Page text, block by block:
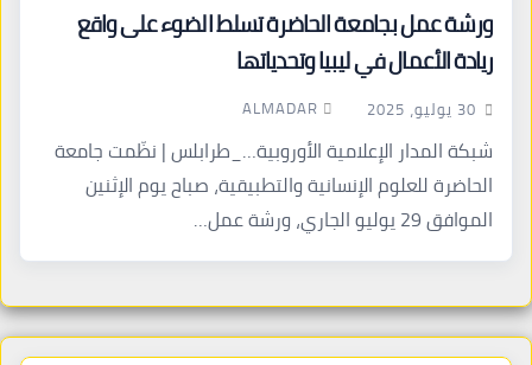
ورشة عمل بجامعة الحاضرة تسلط الضوء على واقع
ريادة الأعمال في ليبيا وتحدياتها
30 يوليو، 2025 ALMADAR
شبكة المدار الإعلامية الأوروبية…_طرابلس | نظّمت جامعة
الحاضرة للعلوم الإنسانية والتطبيقية، صباح يوم الإثنين
الموافق 29 يوليو الجاري، ورشة عمل…